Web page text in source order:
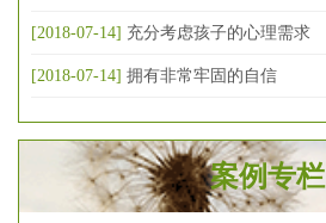
[2018-07-14] 充分考虑孩子的心理需求
[2018-07-14] 拥有非常牢固的自信
案例专栏